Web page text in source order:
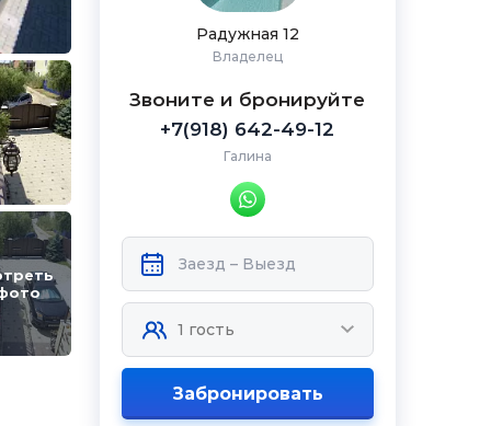
Радужная 12
Владелец
Звоните и бронируйте
+7(918) 642-49-12
Галина
Забронировать